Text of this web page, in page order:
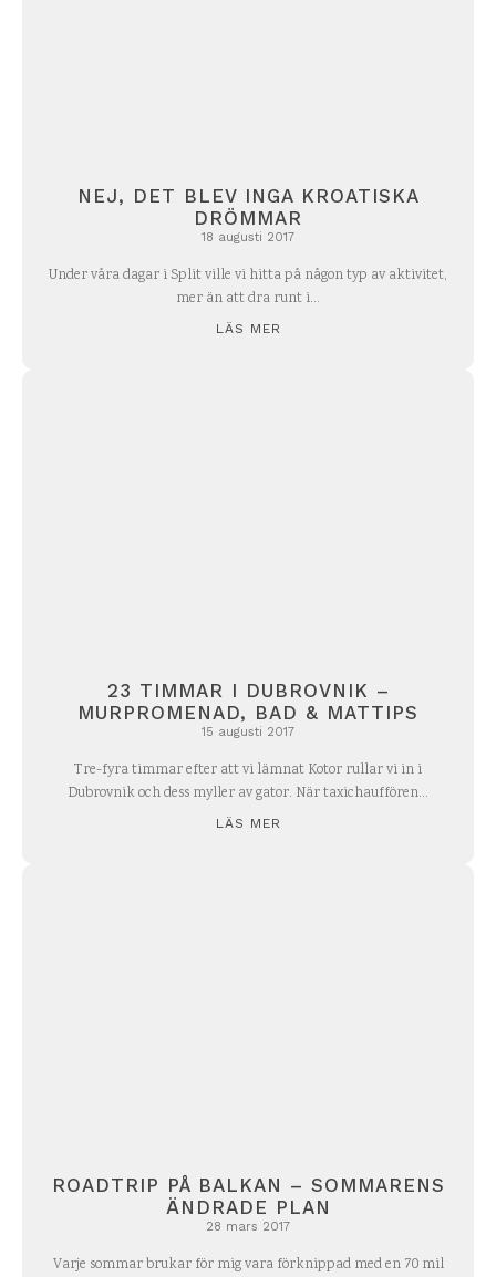
NEJ, DET BLEV INGA KROATISKA
DRÖMMAR
18 augusti 2017
Under våra dagar i Split ville vi hitta på någon typ av aktivitet,
mer än att dra runt i...
LÄS MER
23 TIMMAR I DUBROVNIK –
MURPROMENAD, BAD & MATTIPS
15 augusti 2017
Tre-fyra timmar efter att vi lämnat Kotor rullar vi in i
Dubrovnik och dess myller av gator. När taxichauffören...
LÄS MER
ROADTRIP PÅ BALKAN – SOMMARENS
ÄNDRADE PLAN
28 mars 2017
Varje sommar brukar för mig vara förknippad med en 70 mil